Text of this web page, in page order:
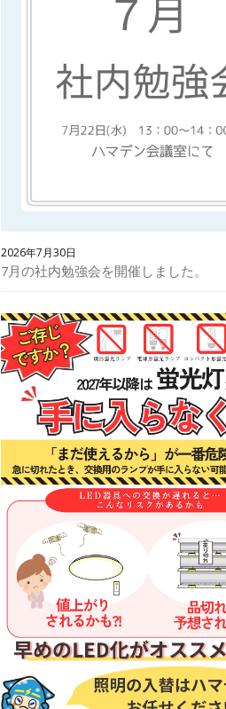
2026年7月30日
7月の社内勉強会を開催しました。